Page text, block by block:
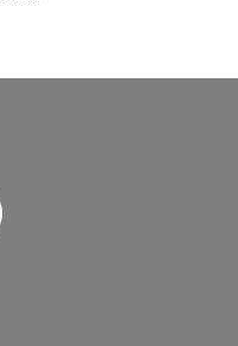
filmul